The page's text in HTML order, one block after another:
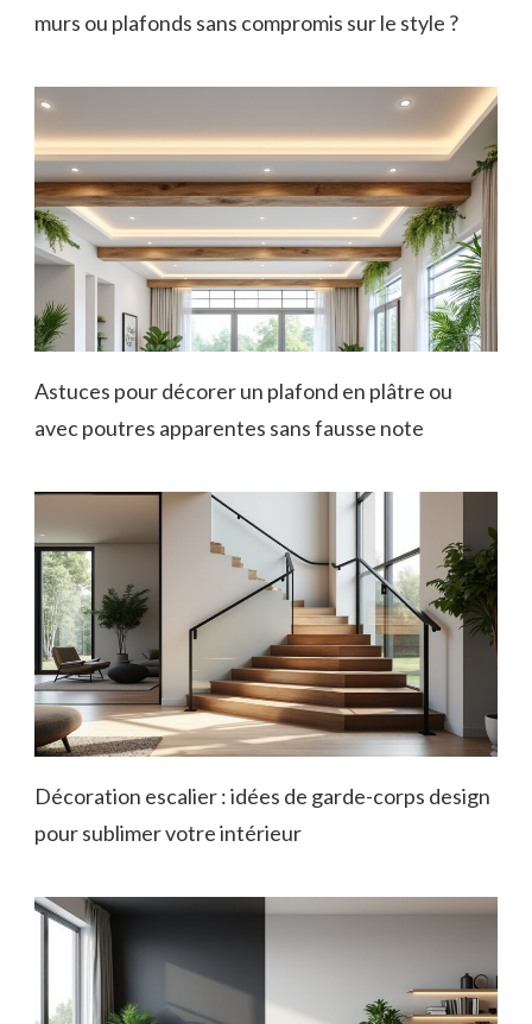
murs ou plafonds sans compromis sur le style ?
Astuces pour décorer un plafond en plâtre ou
avec poutres apparentes sans fausse note
Décoration escalier : idées de garde-corps design
pour sublimer votre intérieur